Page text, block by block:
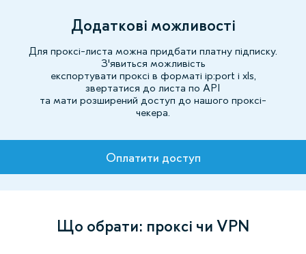
Додаткові можливості
Для проксі-листа можна придбати платну підписку.
З'явиться можливість
експортувати проксі в форматі ip:port і xls,
звертатися до листа по API
та мати розширений доступ до нашого проксі-
чекера.
Тарифи
Що обрати: проксі чи VPN
Оплатити доступ